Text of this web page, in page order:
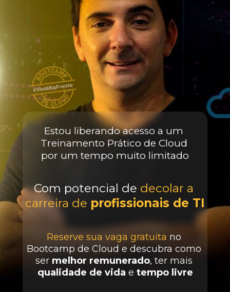
Com potencial de decolar a
carreira de profissionais de TI
Estou liberando acesso a um
Treinamento Prático de Cloud
por um tempo muito limitado
Reserve sua vaga gratuita no
Bootcamp de Cloud e descubra como
ser melhor remunerado
qualidade de vida e tempo livre